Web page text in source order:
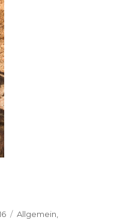
Kategorien
Allgemein,